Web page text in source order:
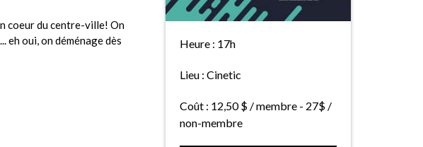
coeur du centre-ville! On
eh oui, on déménage dès
Heure : 17h
Lieu : Cinetic
Coût : 12,50 $ / membre - 27$ /
non-membre